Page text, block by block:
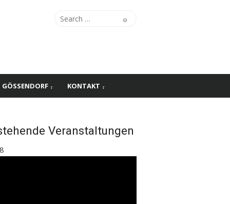
Search
Search
KONTAKT
Veranstaltungen
8